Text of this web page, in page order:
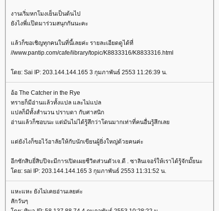
งานเริ่มหกโมงเย็นเป็นต้นไป
ังไงพี่แป๊ดมาร่วมสนุกกันนะคะ
ล้วก็ขอเชิญทุกคนในที่นี้เลยค่ะ รายละเอียดดูได้ที่
//www.pantip.com/cafe/library/topic/K8833316/K8833316.html
ดย: Sai IP: 203.144.144.165 3 กุมภาพันธ์ 2553 11:26:39 น.
อ้อ The Catcher in the Rye
ทรายก็มีอ่านแล้วทั้งแปล และไม่แปล
ปลก็มีทั้งสำนวน ปราบดา กับศาสนิก
อ่านแล้วก็ชอบนะ แต่มันไม่ได้รู้สึกว่าโดนมากเท่าที่คนอื่นรู้สึกเล
ต่ยังไงก็ขอไว้อาลัยให้กับนักเขียนผู้ยิ่งใหญ่ด้วยคนค่ะ
อีกซักสิบยี่สิบปีจะมีการเปิดเผยชีวิตส่วนตัวเจ.ดี . ซาลินเจอร์ให้เราได้รู้จักมั๊ยนะ
ดย: sai IP: 203.144.144.165 3 กุมภาพันธ์ 2553 11:31:52 น.
หะแหะ ยังไม่เคยอ่านเลยค่ะ
สักวันๆ